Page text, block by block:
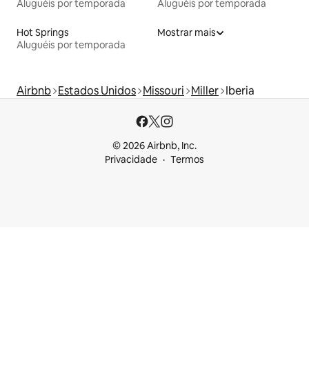
Aluguéis por temporada
Aluguéis por temporada
Hot Springs
Aluguéis por temporada
Mostrar mais
Airbnb Estados Unidos Missouri Miller Iberia
© 2026 Airbnb, Inc.
Privacidade
Termos